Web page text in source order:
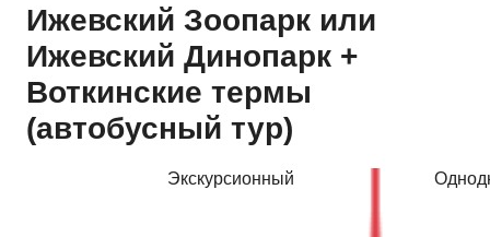
Купить тур
Ижевский Зоопарк или
Ижевский Динопарк +
Воткинские термы
(автобусный тур)
Экскурсионный